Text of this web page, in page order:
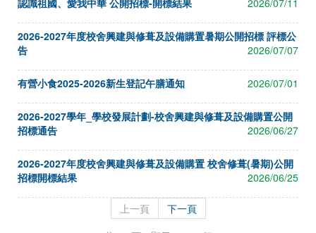
認識祖國、愛我中華 公開招標-開標結果
2026/07/11
2026-2027年度校舍興建與修葺及設備購置暑期公開招標 評標公
告
2026/07/07
有營小食2025-2026新生登記午膳通知 2026/07/01
2026-2027學年_學校發展計劃-校舍興建與修葺及設備購置公開
招標通告
2026/06/27
2026-2027年度校舍興建與修葺及設備購置 校舍修葺(暑期)公開
招標開標結果
2026/06/25
上一頁
下一頁